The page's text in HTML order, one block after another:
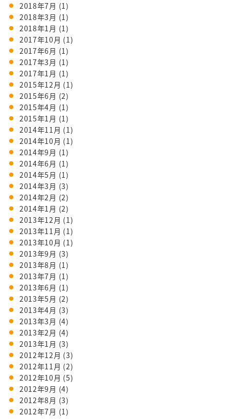
2018年7月 (1)
2018年3月 (1)
2018年1月 (1)
2017年10月 (1)
2017年6月 (1)
2017年3月 (1)
2017年1月 (1)
2015年12月 (1)
2015年6月 (2)
2015年4月 (1)
2015年1月 (1)
2014年11月 (1)
2014年10月 (1)
2014年9月 (1)
2014年6月 (1)
2014年5月 (1)
2014年3月 (3)
2014年2月 (2)
2014年1月 (2)
2013年12月 (1)
2013年11月 (1)
2013年10月 (1)
2013年9月 (3)
2013年8月 (1)
2013年7月 (1)
2013年6月 (1)
2013年5月 (2)
2013年4月 (3)
2013年3月 (4)
2013年2月 (4)
2013年1月 (3)
2012年12月 (3)
2012年11月 (2)
2012年10月 (5)
2012年9月 (4)
2012年8月 (3)
2012年7月 (1)